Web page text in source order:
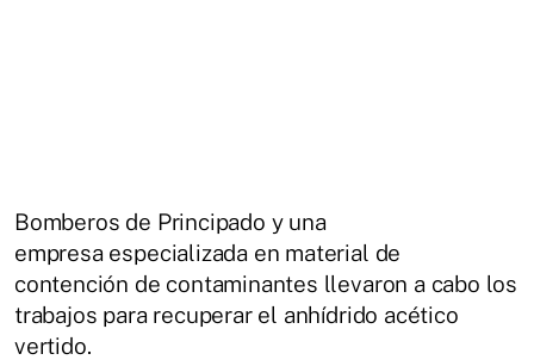
Bomberos de Principado y una
empresa especializada en material de
contención de contaminantes llevaron a cabo los
trabajos para recuperar el anhídrido acético
vertido.